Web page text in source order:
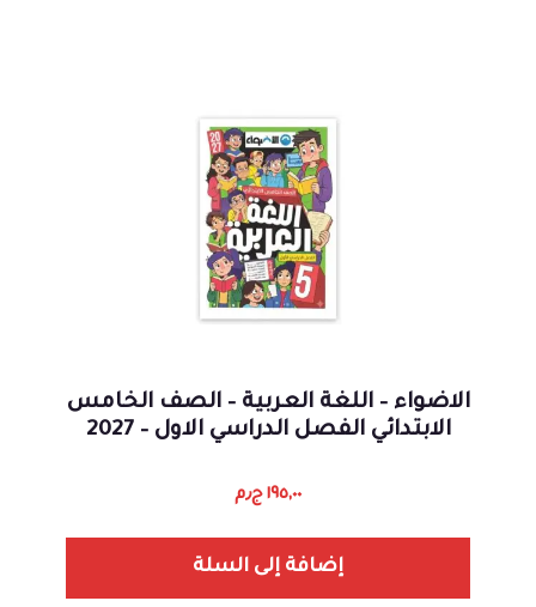
الاضواء – اللغة العربية – الصف الخامس
الابتدائي الفصل الدراسي الاول – 2027
١٩٥,٠٠ ج٫م
إضافة إلى السلة